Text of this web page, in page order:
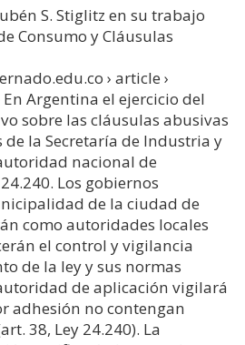
S. Stiglitz en su trabajo
Consumo y Cláusulas
› article ›
Argentina el ejercicio del
sobre las cláusulas abusivas
de la Secretaría de Industria y
nacional de
Los gobiernos
de la ciudad de
como autoridades locales
el control y vigilancia
de la ley y sus normas
de aplicación vigilará
adhesión no contengan
38, Ley 24.240). La